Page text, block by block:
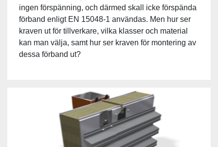
ingen förspänning, och därmed skall icke förspända
förband enligt EN 15048-1 användas. Men hur ser
kraven ut för tillverkare, vilka klasser och material
kan man välja, samt hur ser kraven för montering av
dessa förband ut?